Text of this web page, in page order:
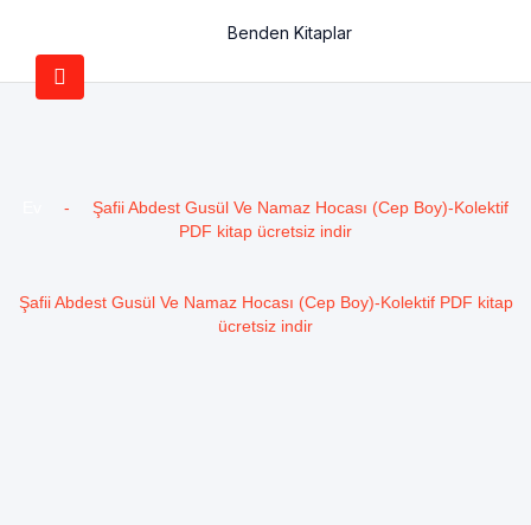
Benden Kitaplar
-
Şafii Abdest Gusül Ve Namaz Hocası (Cep Boy)-Kolektif
PDF kitap ücretsiz indir
Şafii Abdest Gusül Ve Namaz Hocası (Cep Boy)-Kolektif PDF kitap
ücretsiz indir